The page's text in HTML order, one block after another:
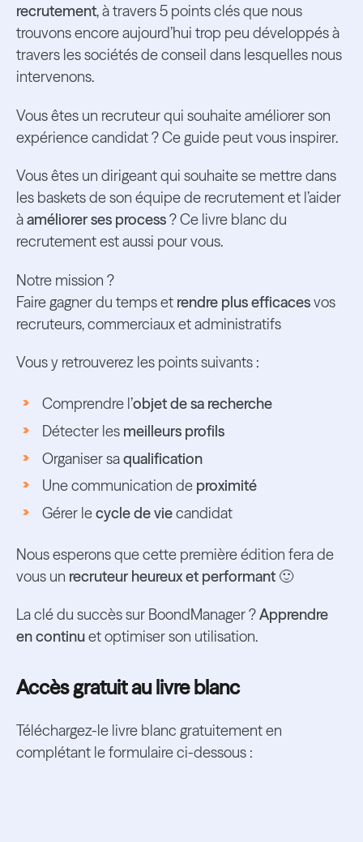
recrutement, à travers 5 points clés que nous
trouvons encore aujourd’hui trop peu développés à
travers les sociétés de conseil dans lesquelles nous
intervenons.
Vous êtes un recruteur qui souhaite améliorer son
expérience candidat ? Ce guide peut vous inspirer.
Vous êtes un dirigeant qui souhaite se mettre dans
les baskets de son équipe de recrutement et l’aider
àaméliorer ses process? Ce livre blanc du
recrutement est aussi pour vous.
Notre mission ?
Faire gagner du temps et rendre plus efficacesvos
recruteurs, commerciaux et administratifs
Vous y retrouverez les points suivants :
Comprendre l’objet de sa recherche
Détecter les meilleurs profils
Organiser saqualification
Une communication de proximité
Gérer lecycle de viecandidat
Nous esperons que cette première édition fera de
vous un recruteur heureux et performant🙂
La clé du succès sur BoondManager ?Apprendre
en continuet optimiser son utilisation.
Accès gratuit au livre blanc
Téléchargez-le livre blanc gratuitement en
complétant le formulaire ci-dessous :